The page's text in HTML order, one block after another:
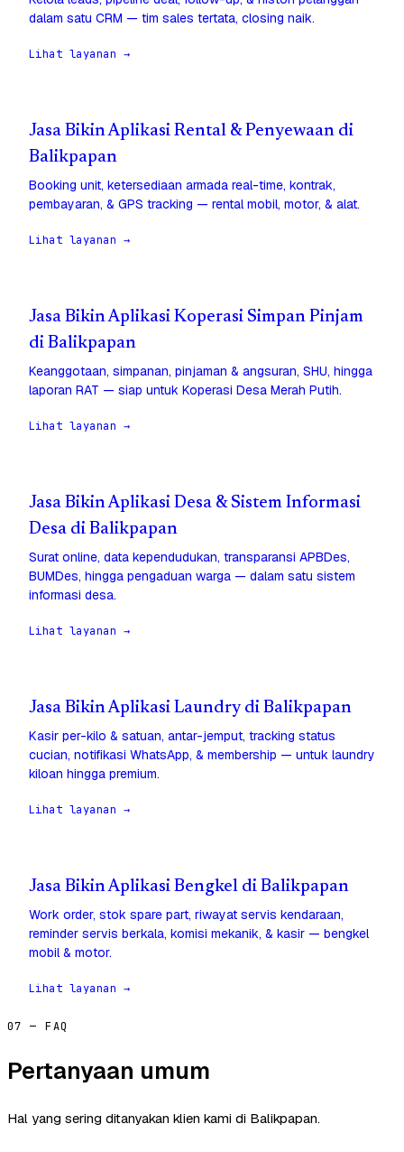
dalam satu CRM — tim sales tertata, closing naik.
Lihat layanan →
Jasa Bikin Aplikasi Rental & Penyewaan di
Balikpapan
Booking unit, ketersediaan armada real-time, kontrak,
pembayaran, & GPS tracking — rental mobil, motor, & alat.
Lihat layanan →
Jasa Bikin Aplikasi Koperasi Simpan Pinjam
di Balikpapan
Keanggotaan, simpanan, pinjaman & angsuran, SHU, hingga
laporan RAT — siap untuk Koperasi Desa Merah Putih.
Lihat layanan →
Jasa Bikin Aplikasi Desa & Sistem Informasi
Desa di Balikpapan
Surat online, data kependudukan, transparansi APBDes,
BUMDes, hingga pengaduan warga — dalam satu sistem
informasi desa.
Lihat layanan →
Jasa Bikin Aplikasi Laundry di Balikpapan
Kasir per-kilo & satuan, antar-jemput, tracking status
cucian, notifikasi WhatsApp, & membership — untuk laundry
kiloan hingga premium.
Lihat layanan →
Jasa Bikin Aplikasi Bengkel di Balikpapan
Work order, stok spare part, riwayat servis kendaraan,
reminder servis berkala, komisi mekanik, & kasir — bengkel
mobil & motor.
Lihat layanan →
07 — FAQ
Pertanyaan umum
Hal yang sering ditanyakan klien kami di Balikpapan.